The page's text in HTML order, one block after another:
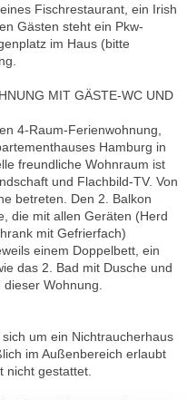
Fischrestaurant, ein Irish
Gästen steht ein Pkw-
im Haus (bitte
MIT GÄSTE-WC UND
4-Raum-Ferienwohnung,
Hamburg in
freundliche Wohnraum ist
und Flachbild-TV. Von
betreten. Den 2. Balkon
die mit allen Geräten (Herd
mit Gefrierfach)
einem Doppelbett, ein
das 2. Bad mit Dusche und
Wohnung.
um ein Nichtraucherhaus
im Außenbereich erlaubt
nicht gestattet.